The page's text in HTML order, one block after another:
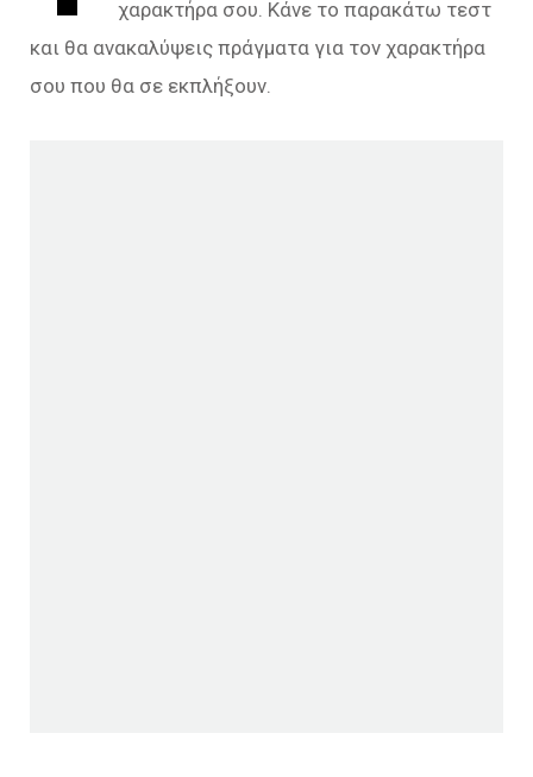
χαρακτήρα σου. Κάνε το παρακάτω τεστ
και θα ανακαλύψεις πράγματα για τον χαρακτήρα
σου που θα σε εκπλήξουν.